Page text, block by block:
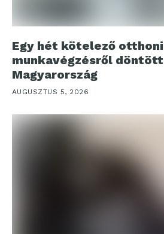
Egy hét kötelező otthoni
munkavégzésről
Magyarország
AUGUSZTUS 5, 2026